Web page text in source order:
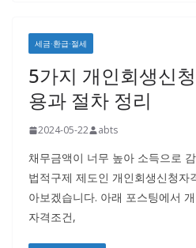
세금·환급·절세
5가지 개인회생신
용과 절차 정리
2024-05-22 abts
채무금액이 너무 높아 소득으로
법적구제 제도인 개인회생신청자
아보겠습니다. 아래 포스팅에서
자격조건,